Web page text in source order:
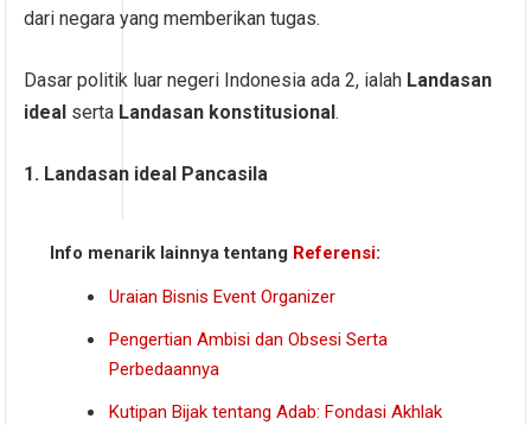
dari negara yang memberikan tugas.
Dasar politik luar negeri Indonesia ada 2, ialah Landasan
ideal serta Landasan konstitusional.
1. Landasan ideal Pancasila
Info menarik lainnya tentang Referensi:
Uraian Bisnis Event Organizer
Pengertian Ambisi dan Obsesi Serta
Perbedaannya
Kutipan Bijak tentang Adab: Fondasi Akhlak